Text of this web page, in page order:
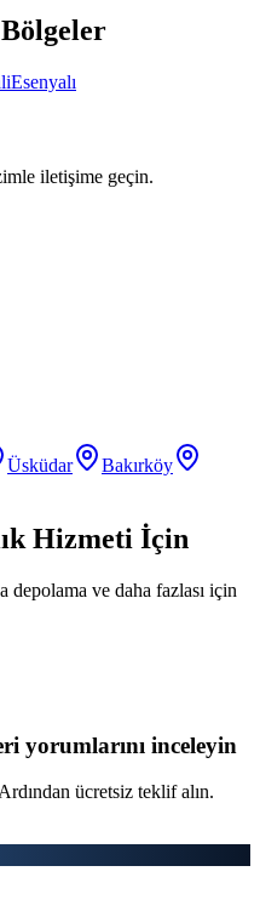
Esenyalı
iletişime geçin.
Üsküdar
Bakırköy
Hizmeti İçin
depolama ve daha fazlası için
yorumlarını inceleyin
ücretsiz teklif alın.